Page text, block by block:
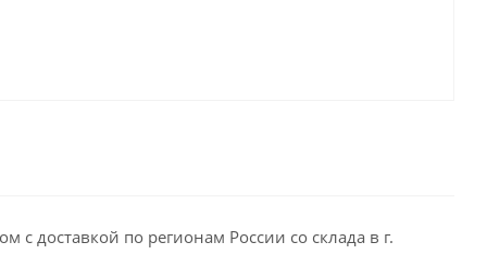
с доставкой по регионам России со склада в г.